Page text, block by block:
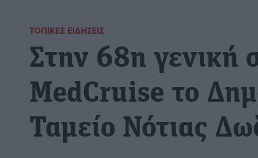
ΤΟΠΙΚΈΣ ΕΙΔΉΣΕΙΣ
Στην 68η γενική
MedCruise το
Ταμείο Νότιας